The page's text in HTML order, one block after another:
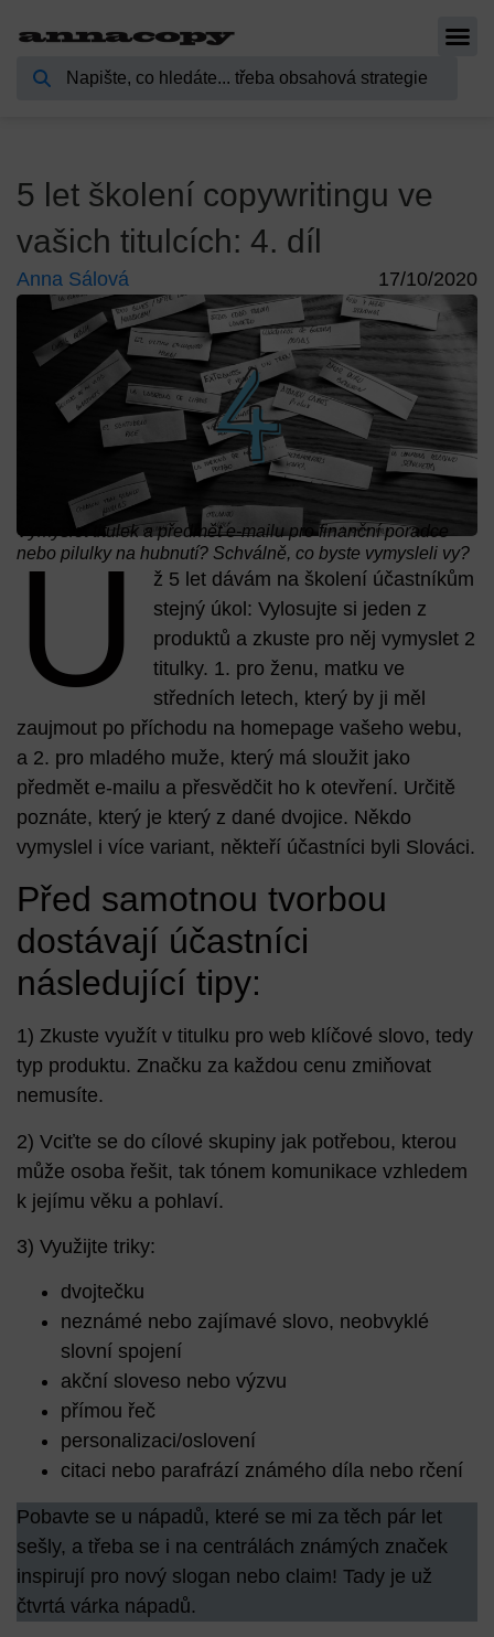
5 let školení copywritingu ve
vašich titulcích: 4. díl
Anna Sálová 17/10/2020
Vymyslet titulek a předmět e-mailu pro finanční poradce
nebo pilulky na hubnutí? Schválně, co byste vymysleli vy?
U
ž 5 let dávám na školení účastníkům
stejný úkol: Vylosujte si jeden z
produktů a zkuste pro něj vymyslet 2
titulky. 1. pro ženu, matku ve
středních letech, který by ji měl
zaujmout po příchodu na homepage vašeho webu,
a 2. pro mladého muže, který má sloužit jako
předmět e-mailu a přesvědčit ho k otevření. Určitě
poznáte, který je který z dané dvojice. Někdo
vymyslel i více variant, někteří účastníci byli Slováci.
Před samotnou tvorbou
dostávají účastníci
následující tipy:
1) Zkuste využít v titulku pro web klíčové slovo, tedy
typ produktu. Značku za každou cenu zmiňovat
nemusíte.
2) Vciťte se do cílové skupiny jak potřebou, kterou
může osoba řešit, tak tónem komunikace vzhledem
k jejímu věku a pohlaví.
3) Využijte triky:
dvojtečku
neznámé nebo zajímavé slovo, neobvyklé
slovní spojení
akční sloveso nebo výzvu
přímou řeč
personalizaci/oslovení
citaci nebo parafrází známého díla nebo rčení
Pobavte se u nápadů, které se mi za těch pár let
sešly, a třeba se i na centrálách známých značek
inspirují pro nový slogan nebo claim! Tady je už
čtvrtá várka nápadů.